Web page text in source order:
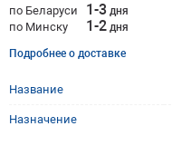
по Беларуси 1-3 дня
по Минску 1-2 дня
Подробнее о доставке
Название
Назначение